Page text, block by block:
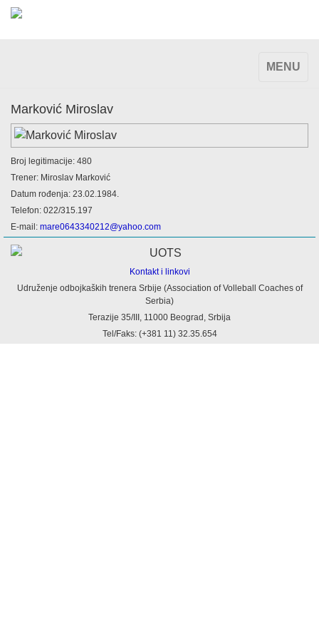
TOGGLE
MENU
Marković Miroslav
Broj legitimacije: 480
Trener: Miroslav Marković
Datum rođenja: 23.02.1984.
Telefon: 022/315.197
E-mail: mare0643340212@yahoo.com
Kontakt i linkovi
Udruženje odbojkaških trenera Srbije (Association of Volleball Coaches of
Serbia)
Terazije 35/III, 11000 Beograd, Srbija
Tel/Faks: (+381 11) 32.35.654